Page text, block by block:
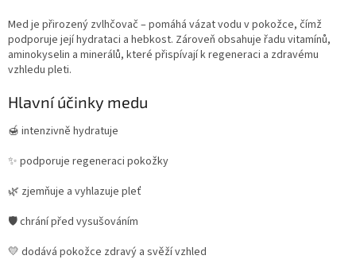
Med je přirozený zvlhčovač – pomáhá vázat vodu v pokožce, čímž
podporuje její hydrataci a hebkost. Zároveň obsahuje řadu vitamínů,
aminokyselin a minerálů, které přispívají k regeneraci a zdravému
vzhledu pleti.
Hlavní účinky medu
🍯 intenzivně hydratuje
✨ podporuje regeneraci pokožky
🌿 zjemňuje a vyhlazuje pleť
🛡️ chrání před vysušováním
💛 dodává pokožce zdravý a svěží vzhled